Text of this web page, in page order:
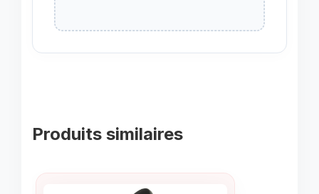
Produits similaires